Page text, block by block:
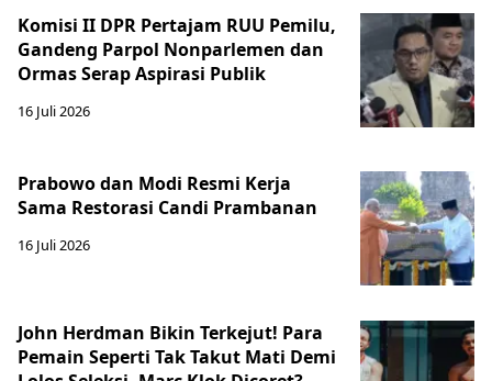
Komisi II DPR Pertajam RUU Pemilu,
Gandeng Parpol Nonparlemen dan
Ormas Serap Aspirasi Publik
16 Juli 2026
Prabowo dan Modi Resmi Kerja
Sama Restorasi Candi Prambanan
16 Juli 2026
John Herdman Bikin Terkejut! Para
Pemain Seperti Tak Takut Mati Demi